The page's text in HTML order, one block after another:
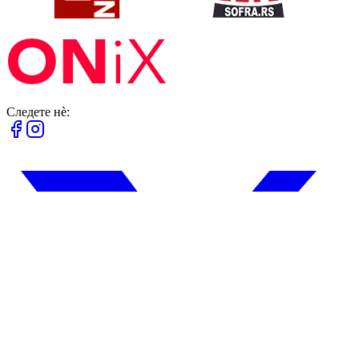
Следете нè: